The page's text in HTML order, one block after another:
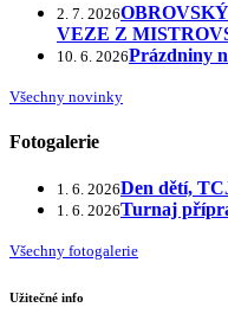
2. 7. 2026
VEZE Z
10. 6. 2026Prázdniny
Všechny novinky
Fotogalerie
1. 6. 2026Den dětí,
1. 6. 2026Turnaj
Všechny fotogalerie
Užitečné info